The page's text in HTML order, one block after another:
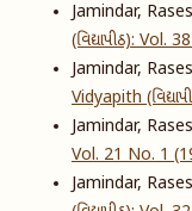
Jamindar,
(વિદ્યાપીઠ): Vol.
Jamindar,
Vidyapith
Jamindar,
Vol. 21 No. 1
Jamindar,